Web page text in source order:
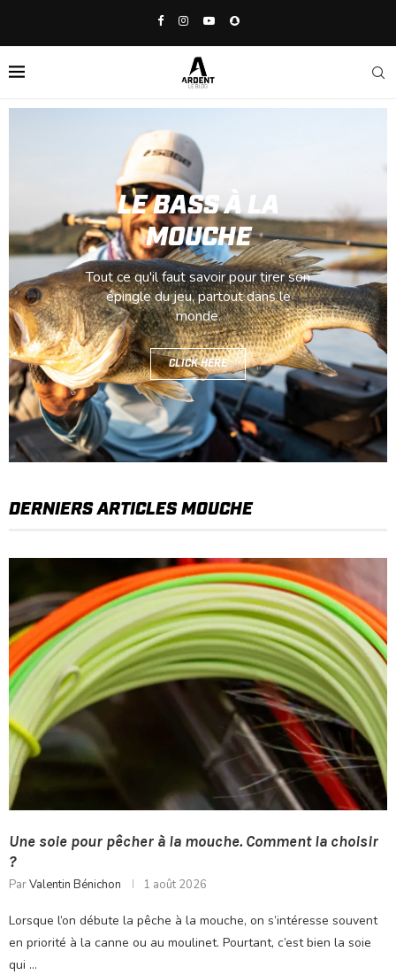
LE BASS À LA
MOUCHE
Tout ce qu'il faut savoir pour tirer son
épingle du jeu, partout dans le
monde.
CLICK HERE
DERNIERS ARTICLES MOUCHE
Une soie pour pêcher à la mouche. Comment la choisir
?
ParValentin Bénichon 1 août 2026
Lorsque l’on débute la pêche à la mouche, on s’intéresse souvent
en priorité à la canne ou au moulinet. Pourtant, c’est bien la soie
qui …